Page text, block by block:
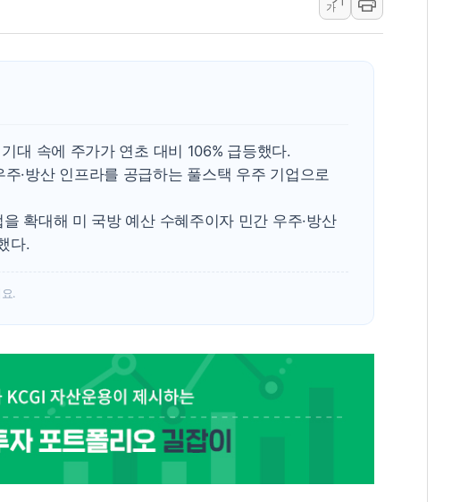
[종합] 이슬람 수니파 3국, '공동방위협정' 체결… 이스라엘·이란 위
[AI MY 뉴스] 뉴욕 반도체주 프리뷰...美 고용 쇼크에 반도체주 '활짝'
뉴욕증시 프리뷰, 美 고용 쇼크에 금리 인상 우려 후퇴…나스닥 선물
가
대 속에 주가가 연초 대비 106% 급등했다.
·방산 인프라를 공급하는 풀스택 우주 기업으로
확대해 미 국방 예산 수혜주이자 민간 우주·방산
다.
.